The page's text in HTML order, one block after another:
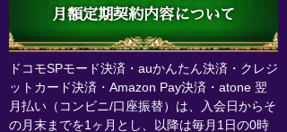
月額定期契約内容について
ドコモSPモード決済・auかんたん決済・クレジ
ットカード決済・Amazon Pay決済・atone 翌
月払い（コンビニ/口座振替）は、入会日からそ
の月末までを1ヶ月とし、以降は毎月1日の0時